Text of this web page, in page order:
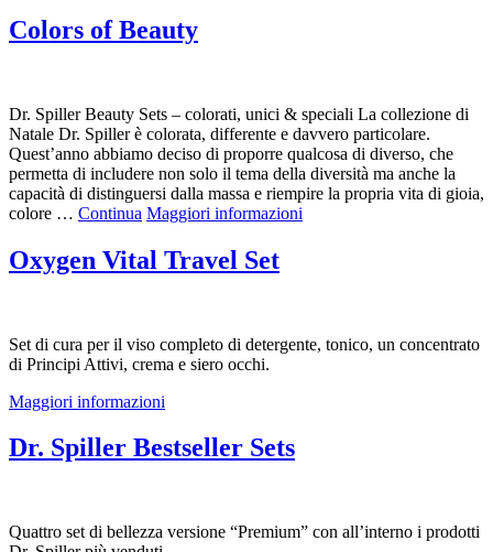
Colors of Beauty
Dr. Spiller Beauty Sets – colorati, unici & speciali La collezione di
Natale Dr. Spiller è colorata, differente e davvero particolare.
Quest’anno abbiamo deciso di proporre qualcosa di diverso, che
permetta di includere non solo il tema della diversità ma anche la
capacità di distinguersi dalla massa e riempire la propria vita di gioia,
colore … Continua Maggiori informazioni
Oxygen Vital Travel Set
Set di cura per il viso completo di detergente, tonico, un concentrato
di Principi Attivi, crema e siero occhi.
Maggiori informazioni
Dr. Spiller Bestseller Sets
Quattro set di bellezza versione “Premium” con all’interno i prodotti